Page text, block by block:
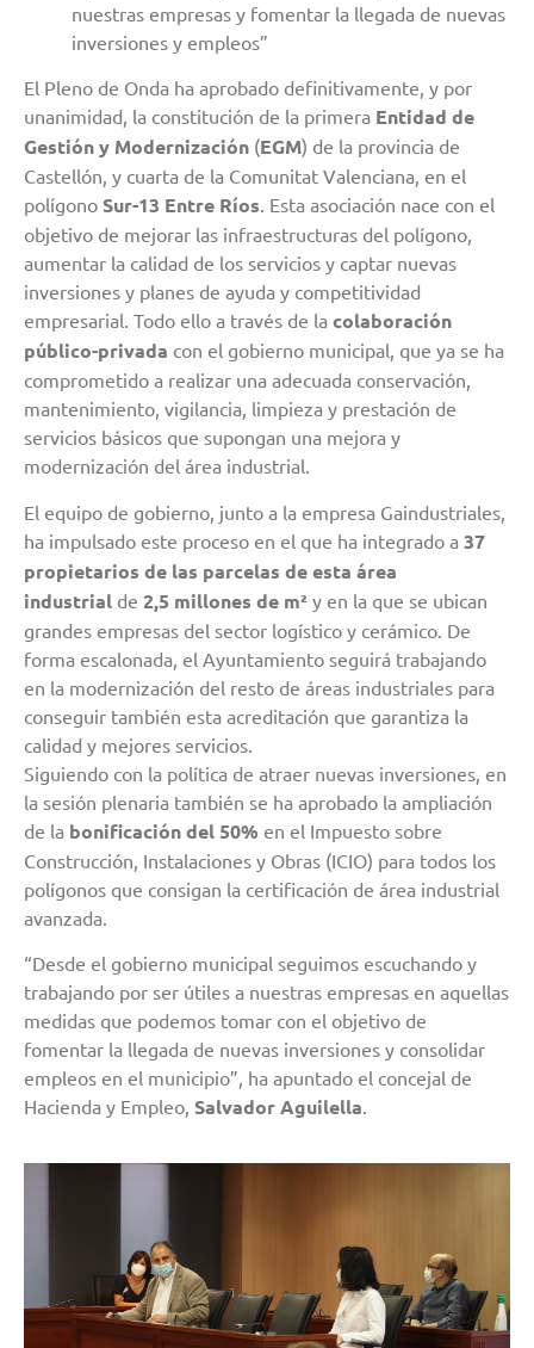
nuestras empresas y fomentar la llegada de nuevas
inversiones y empleos”
El Pleno de Onda ha aprobado definitivamente, y por
unanimidad, la constitución de la primera Entidad de
Gestión y Modernización (EGM) de la provincia de
Castellón, y cuarta de la Comunitat Valenciana, en el
polígono Sur-13 Entre Ríos. Esta asociación nace con el
objetivo de mejorar las infraestructuras del polígono,
aumentar la calidad de los servicios y captar nuevas
inversiones y planes de ayuda y competitividad
empresarial. Todo ello a través de la colaboración
público-privada con el gobierno municipal, que ya se ha
comprometido a realizar una adecuada conservación,
mantenimiento, vigilancia, limpieza y prestación de
servicios básicos que supongan una mejora y
modernización del área industrial.
El equipo de gobierno, junto a la empresa Gaindustriales,
ha impulsado este proceso en el que ha integrado a 37
propietarios de las parcelas de esta área
industrial de 2,5 millones de m² y en la que se ubican
grandes empresas del sector logístico y cerámico. De
forma escalonada, el Ayuntamiento seguirá trabajando
en la modernización del resto de áreas industriales para
conseguir también esta acreditación que garantiza la
calidad y mejores servicios.
Siguiendo con la política de atraer nuevas inversiones, en
la sesión plenaria también se ha aprobado la ampliación
de la bonificación del 50% en el Impuesto sobre
Construcción, Instalaciones y Obras (ICIO) para todos los
polígonos que consigan la certificación de área industrial
avanzada.
“Desde el gobierno municipal seguimos escuchando y
trabajando por ser útiles a nuestras empresas en aquellas
medidas que podemos tomar con el objetivo de
fomentar la llegada de nuevas inversiones y consolidar
empleos en el municipio”, ha apuntado el concejal de
Hacienda y Empleo, Salvador Aguilella.